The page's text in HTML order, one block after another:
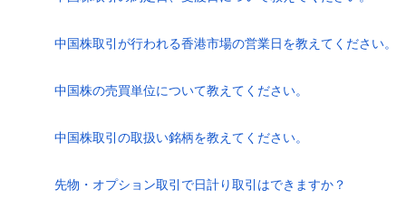
中国株取引が行われる香港市場の営業日を教えてください。
中国株の売買単位について教えてください。
中国株取引の取扱い銘柄を教えてください。
先物・オプション取引で日計り取引はできますか？